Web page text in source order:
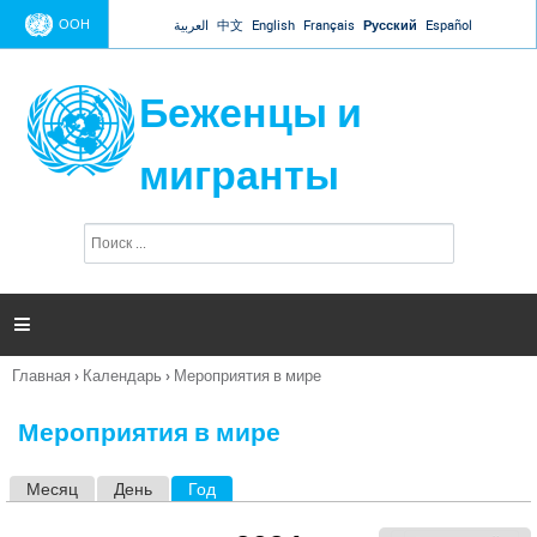
Jump to navigation
ООН العربية 中文 English Français Русский Español
Беженцы и
мигранты
п
и

Вы
Главная › Календарь › Мероприятия в мире
Мероприятия в мире
Месяц День Год